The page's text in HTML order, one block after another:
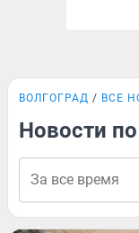
ВОЛГОГРАД ВСЕ
Новости